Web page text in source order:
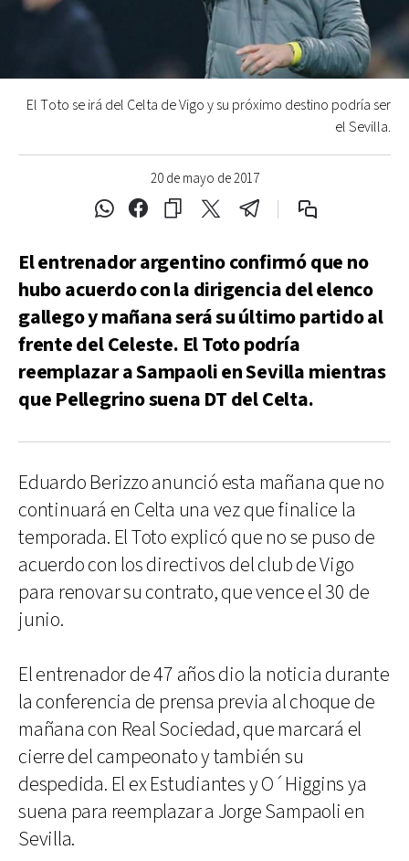
20 de mayo de 2017
El Toto se irá del Celta de Vigo y su próximo destino podría ser
el Sevilla.
El entrenador argentino confirmó que no
hubo acuerdo con la dirigencia del elenco
gallego y mañana será su último partido al
frente del Celeste. El Toto podría
reemplazar a Sampaoli en Sevilla mientras
que Pellegrino suena DT del Celta.
Eduardo Berizzo anunció esta mañana que no
continuará en Celta una vez que finalice la
temporada. El Toto explicó que no se puso de
acuerdo con los directivos del club de Vigo
para renovar su contrato, que vence el 30 de
junio.
El entrenador de 47 años dio la noticia durante
la conferencia de prensa previa al choque de
mañana con Real Sociedad, que marcará el
cierre del campeonato y también su
despedida. El ex Estudiantes y O´Higgins ya
suena para reemplazar a Jorge Sampaoli en
Sevilla.